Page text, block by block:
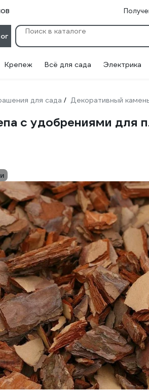
Крепеж Всё для сада Электрика
для сада / Декоративный
с удобрениями